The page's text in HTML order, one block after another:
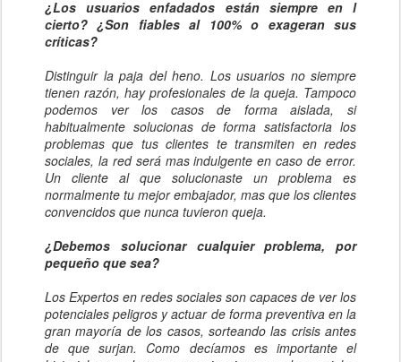
¿Los usuarios enfadados están siempre en l
cierto? ¿Son fiables al 100% o exageran sus
críticas?
Distinguir la paja del heno. Los usuarios no siempre
tienen razón, hay profesionales de la queja. Tampoco
podemos ver los casos de forma aislada, si
habitualmente solucionas de forma satisfactoria los
problemas que tus clientes te transmiten en redes
sociales, la red será mas indulgente en caso de error.
Un cliente al que solucionaste un problema es
normalmente tu mejor embajador, mas que los clientes
convencidos que nunca tuvieron queja.
¿Debemos solucionar cualquier problema, por
pequeño que sea?
Los Expertos en redes sociales son capaces de ver los
potenciales peligros y actuar de forma preventiva en la
gran mayoría de los casos, sorteando las crisis antes
de que surjan. Como decíamos es importante el